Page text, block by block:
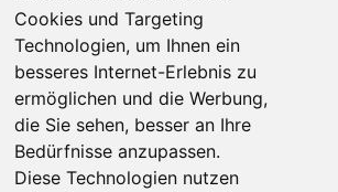
Cookies und Targeting
Technologien, um Ihnen ein
besseres Internet-Erlebnis zu
ermöglichen und die Werbung,
die Sie sehen, besser an Ihre
Bedürfnisse anzupassen.
Diese Technologien nutzen